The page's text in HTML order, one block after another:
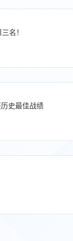
名！
史最佳战绩